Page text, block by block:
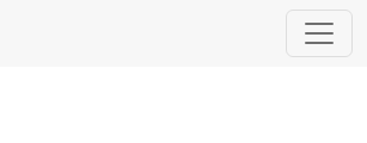
de rap como herramienta de libre